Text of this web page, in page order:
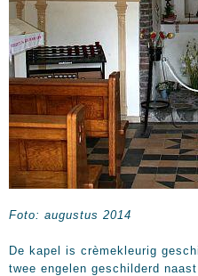
Foto: augustus 2014
De kapel is crèmekleurig
twee engelen geschilderd